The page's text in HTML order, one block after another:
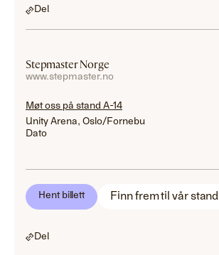
Del
Stepmaster Norge
www.stepmaster.no
Møt oss på stand A-14
Unity Arena, Oslo/Fornebu
Dato
Hent billett Finn frem til vår stand
Del